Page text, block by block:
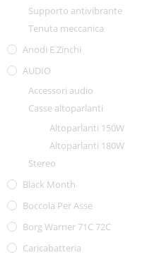
Supporto antivibrante
Tenuta meccanica
Anodi E Zinchi
AUDIO
Accessori audio
Casse altoparlanti
Altoparlanti 150W
Altoparlanti 180W
Stereo
Black Month
Boccola Per Asse
Borg Warner 71C 72C
Caricabatteria